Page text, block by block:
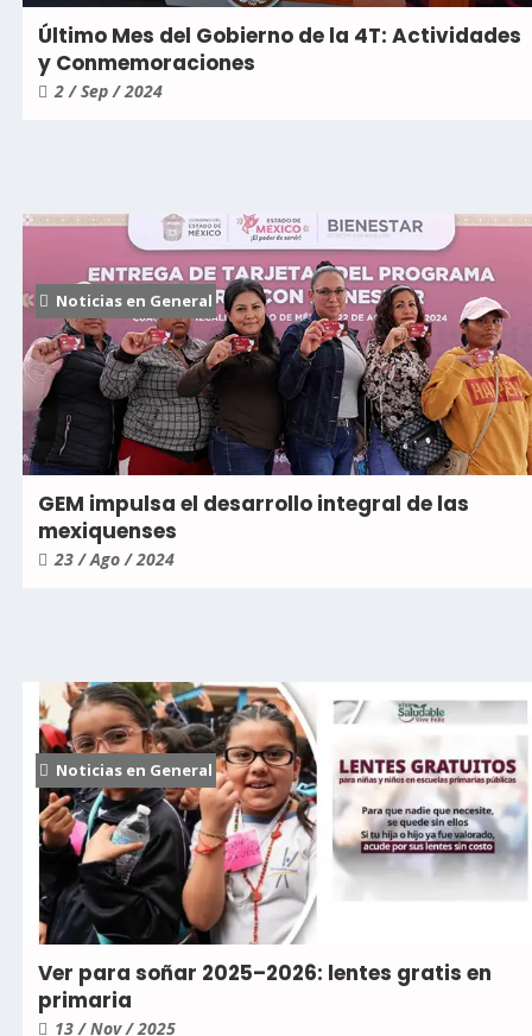
Último Mes del Gobierno de la 4T: Actividades
y Conmemoraciones
2 / Sep / 2024
Noticias en General
GEM impulsa el desarrollo integral de las
mexiquenses
23 / Ago / 2024
Noticias en General
Ver para soñar 2025–2026: lentes gratis en
primaria
13 / Nov / 2025